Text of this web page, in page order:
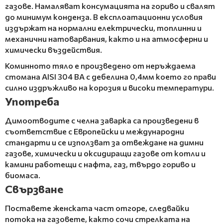
газове. Намаляват консумацията на гориво и свалят
до минимум конденза. В експлоатационни условия
издържат на нормални електрически, топлинни и
механични натоварвания, както и на атмосферни и
химически въздействия.
Коминното тяло е произведено от неръждаема
стомана AISI 304 BA с дебелина 0,4мм което го прави
силно издръжливо на корозия и високи температури.
Употреба
Димоотводите с челна заварка са произведени в
съответствие с Европейски и международни
стандарти и се използват за отвеждане на димни
газове, химически и оксидиращи газове от котли и
камини работещи с нафта, газ, твърдо гориво и
биомаса.
Свързване
Поставете женската част отгоре, следвайки
потока на газовете, както сочи стрелката на